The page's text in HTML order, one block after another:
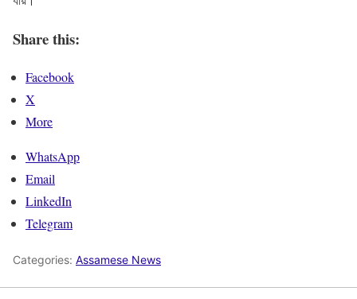
Share this:
Facebook
X
More
WhatsApp
Email
LinkedIn
Telegram
Categories: Assamese News